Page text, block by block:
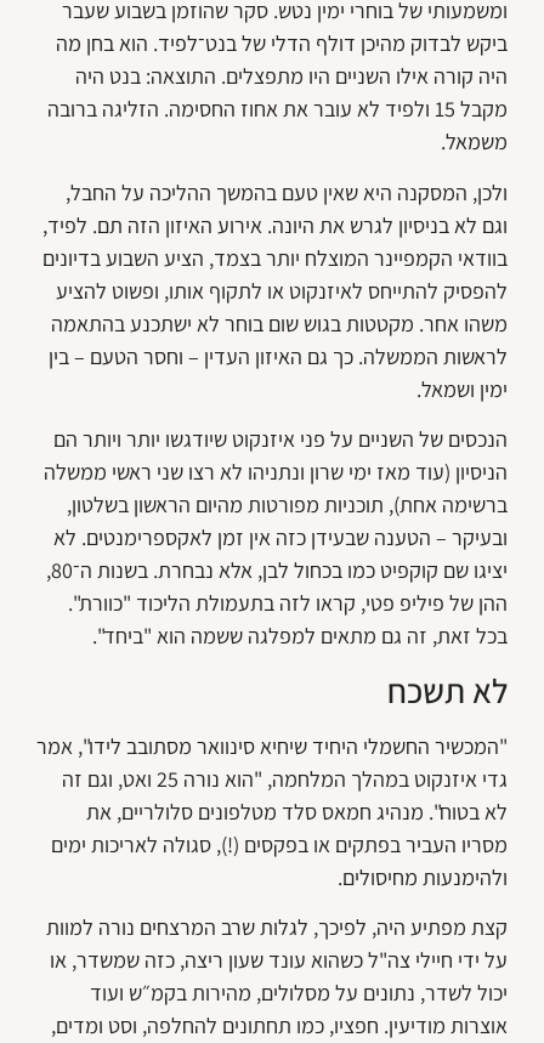
ומשמעותי של בוחרי ימין נטש. סקר שהוזמן בשבוע שעבר
ביקש לבדוק מהיכן דולף הדלי של בנט־לפיד. הוא בחן מה
היה קורה אילו השניים היו מתפצלים. התוצאה: בנט היה
מקבל 15 ולפיד לא עובר את אחוז החסימה. הזליגה ברובה
משמאל.
ולכן, המסקנה היא שאין טעם בהמשך ההליכה על החבל,
וגם לא בניסיון לגרש את היונה. אירוע האיזון הזה תם. לפיד,
בוודאי הקמפיינר המוצלח יותר בצמד, הציע השבוע בדיונים
להפסיק להתייחס לאיזנקוט או לתקוף אותו, ופשוט להציע
משהו אחר. מקטטות בגוש שום בוחר לא ישתכנע בהתאמה
לראשות הממשלה. כך גם האיזון העדין – וחסר הטעם – בין
ימין ושמאל.
הנכסים של השניים על פני איזנקוט שיודגשו יותר ויותר הם
הניסיון (עוד מאז ימי שרון ונתניהו לא רצו שני ראשי ממשלה
ברשימה אחת), תוכניות מפורטות מהיום הראשון בשלטון,
ובעיקר – הטענה שבעידן כזה אין זמן לאקספרימנטים. לא
יציגו שם קוקפיט כמו בכחול לבן, אלא נבחרת. בשנות ה־80,
ההן של פיליפ פטי, קראו לזה בתעמולת הליכוד "כוורת".
בכל זאת, זה גם מתאים למפלגה ששמה הוא "ביחד".
לא תשכח
"המכשיר החשמלי היחיד שיחיא סינוואר מסתובב לידו", אמר
גדי איזנקוט במהלך המלחמה, "הוא נורה 25 ואט, וגם זה
לא בטוח". מנהיג חמאס סלד מטלפונים סלולריים, את
מסריו העביר בפתקים או בפקסים (!), סגולה לאריכות ימים
ולהימנעות מחיסולים.
קצת מפתיע היה, לפיכך, לגלות שרב המרצחים נורה למוות
על ידי חיילי צה"ל כשהוא עונד שעון ריצה, כזה שמשדר, או
יכול לשדר, נתונים על מסלולים, מהירות בקמ״ש ועוד
אוצרות מודיעין. חפציו, כמו תחתונים להחלפה, וסט ומדים,